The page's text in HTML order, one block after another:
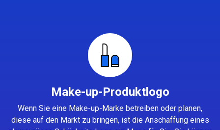
Make-up-Produktlogo
Wenn Sie eine Make-up-Marke betreiben oder planen,
diese auf den Markt zu bringen, ist die Anschaffung eines